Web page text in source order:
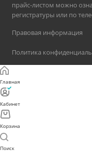
прайс-листом можно
регистратуры или по
Правовая информация
Политика
Главная
Кабинет
Корзина
Поиск